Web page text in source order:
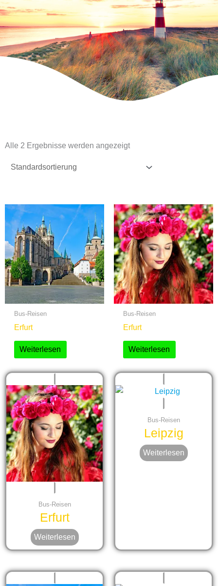
Alle 2 Ergebnisse werden angezeigt
Bus-Reisen
Erfurt
Weiterlesen
Bus-Reisen
Erfurt
Weiterlesen
Bus-Reisen
Erfurt
Weiterlesen
Bus-Reisen
Leipzig
Weiterlesen